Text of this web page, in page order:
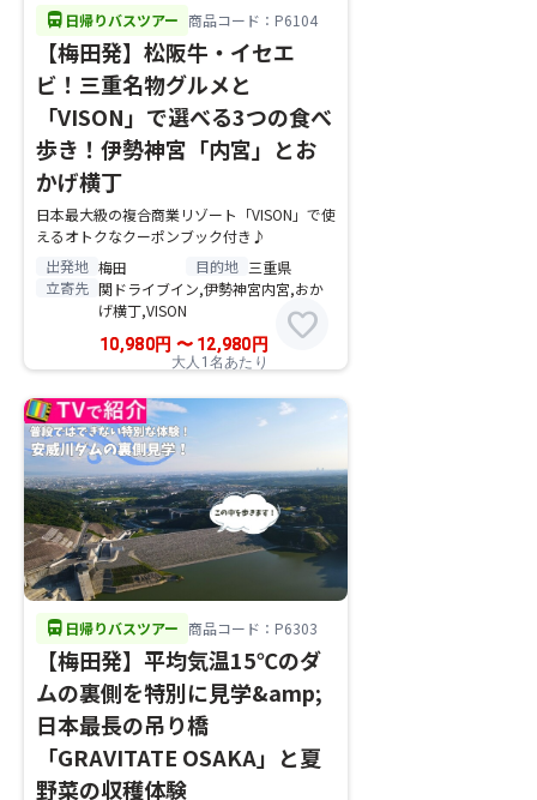
directions_bus 日帰りバスツアー 商品コード：P6104
【梅田発】松阪牛・イセエ
ビ！三重名物グルメと
「VISON」で選べる3つの食べ
歩き！伊勢神宮「内宮」とお
かげ横丁
日本最大級の複合商業リゾート「VISON」で使
えるオトクなクーポンブック付き♪
出発地 梅田 目的地 三重県
立寄先 関ドライブイン,伊勢神宮内宮,おか
げ横丁,VISON
10,980円 〜12,980 円
大人1名あたり
favorite
directions_bus 日帰りバスツアー 商品コード：P6303
【梅田発】平均気温15℃のダ
ムの裏側を特別に見学&amp;
日本最長の吊り橋
「GRAVITATE OSAKA」と夏
野菜の収穫体験